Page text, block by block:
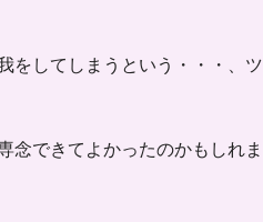
をしてしまうという・・・、ツ
念できてよかったのかもしれま